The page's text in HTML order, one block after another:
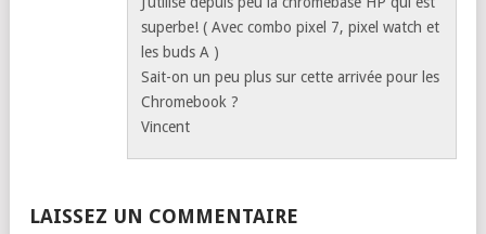
superbe! ( Avec combo pixel 7, pixel watch et
les buds A )
Sait-on un peu plus sur cette arrivée pour les
Chromebook ?
Vincent
LAISSEZ UN COMMENTAIRE